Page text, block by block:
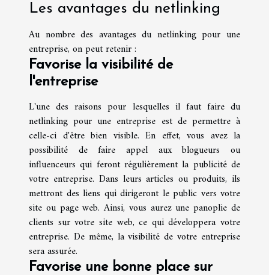
Les avantages du netlinking
Au nombre des avantages du netlinking pour une
entreprise, on peut retenir :
Favorise la visibilité de
l'entreprise
L'une des raisons pour lesquelles il faut faire du
netlinking pour une entreprise est de permettre à
celle-ci d'être bien visible. En effet, vous avez la
possibilité de faire appel aux blogueurs ou
influenceurs qui feront régulièrement la publicité de
votre entreprise. Dans leurs articles ou produits, ils
mettront des liens qui dirigeront le public vers votre
site ou page web. Ainsi, vous aurez une panoplie de
clients sur votre site web, ce qui développera votre
entreprise. De même, la visibilité de votre entreprise
sera assurée.
Favorise une bonne place sur